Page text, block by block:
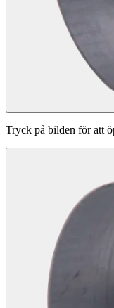
Tryck på bilden för att